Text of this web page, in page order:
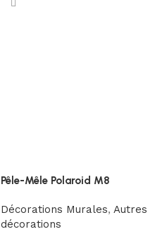
Pêle-Mêle Polaroid M8
Décorations Murales, Autres
décorations